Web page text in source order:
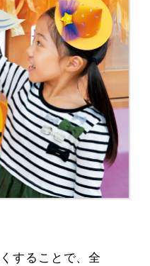
することで、全